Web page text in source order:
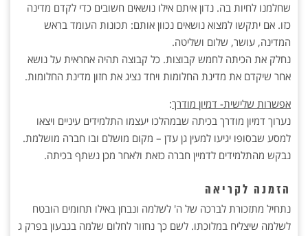
שחלמנו לחיות בה. נדון איתם אילו נושאים חשובים כדי לקדם מדינה
כזו. אם יתקשו למצוא נושאים נכוון אותם: תכונות העומד בראש
המדינה, עושר, שלום ושליטה.
נחלק את הכיתה לחמש קבוצות. כל קבוצה תהיה אחראית על נושא
אחר שיקדם את מדינת החלומות ויחד נציג את חזון מדינת החלומות.
אפשרות שלישית- דמיון מודרך:
נערוך דמיון מודרך בכיתה שבמהלכו יעצמו התלמידים עיניים ויצאו
למסע שבסופו יגיעו למעין גן עדן – מקום מושלם ובו חברה מושלמת.
נבקש מהתלמידים לדמיין חברה כזאת ולאחר מכן נשתף בכיתה.
הזמנה לקריאה
נתחיל מתזכורת לברכה של ה' לשלמה ונבחן באילו תחומים הובטח
לשלמה שיצליח במלוכתו. לשם כך נחזור לחלום שלמה בגבעון בפרק ג